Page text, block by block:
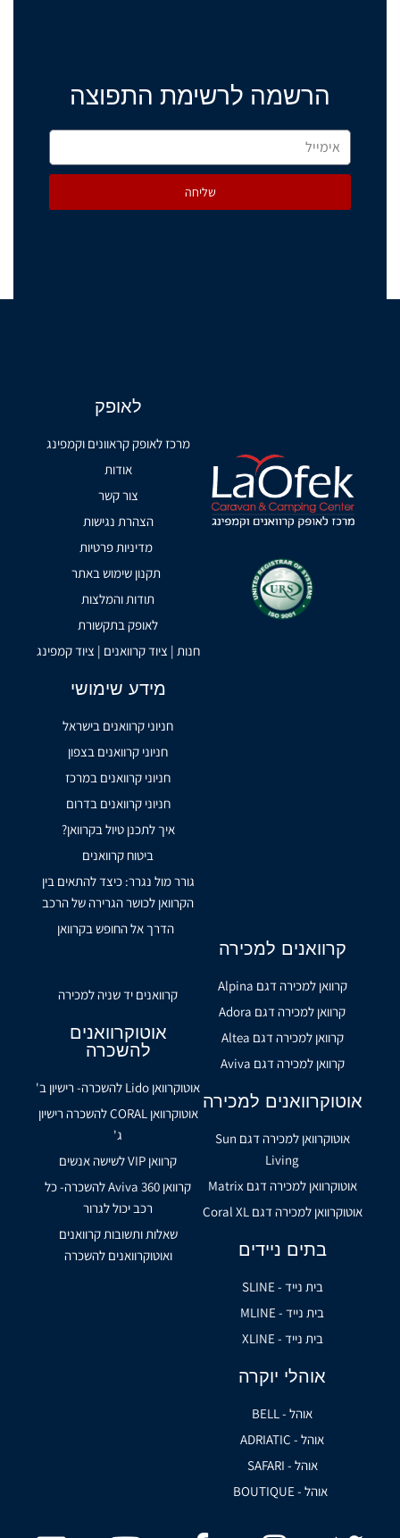
הרשמה לרשימת התפוצה
שליחה
לאופק
מרכז לאופק קראוונים וקמפינג
אודות
צור קשר
הצהרת נגישות
מדיניות פרטיות
תקנון שימוש באתר
תודות והמלצות
לאופק בתקשורת
חנות | ציוד קרוואנים | ציוד קמפינג
מידע שימושי
חניוני קרוואנים בישראל
חניוני קרוואנים בצפון
חניוני קרוואנים במרכז
חניוני קרוואנים בדרום
איך לתכנן טיול בקרוואן?
ביטוח קרוואנים
גורר מול נגרר: כיצד להתאים בין
הקרוואן לכושר הגרירה של הרכב
הדרך אל החופש בקרוואן
קרוואנים למכירה
קרוואן למכירה דגם Alpina
קרוואן למכירה דגם Adora
קרוואן למכירה דגם Altea
קרוואן למכירה דגם Aviva
אוטוקרוואנים למכירה
אוטוקרוואן למכירה דגם Sun
Living
אוטוקרוואן למכירה דגם Matrix
אוטוקרוואן למכירה דגם Coral XL
בתים ניידים
בית נייד - SLINE
בית נייד - MLINE
בית נייד - XLINE
אוהלי יוקרה
אוהל - BELL
אוהל - ADRIATIC
אוהל - SAFARI
אוהל - BOUTIQUE
קרוואנים יד שניה למכירה
אוטוקרוואנים
להשכרה
אוטוקרוואן Lido להשכרה- רישיון ב'
אוטוקרוואן CORAL להשכרה רישיון
ג'
קרוואן VIP לשישה אנשים
קרוואן Aviva 360 להשכרה- כל
רכב יכול לגרור
שאלות ותשובות קרוואנים
ואוטוקרוואנים להשכרה